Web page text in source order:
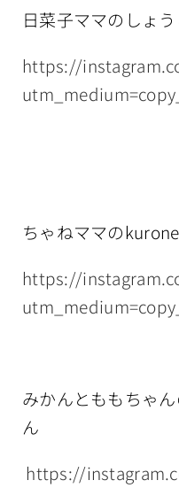
日菜子ママのしょ
https://
ちゃねママの
https://
みかんとももちゃ
ん
https://